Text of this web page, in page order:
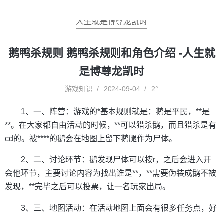
人生就是博尊龙凯时
鹅鸭杀规则 鹅鸭杀规则和角色介绍 -人生就
是博尊龙凯时
游戏知识 2024-09-04 2°
1、一、阵营：游戏的*基本规则就是：鹅是平民，**是
**。在大家都自由活动的时候，**可以猎杀鹅，而且猎杀是有
cd的。被****的鹅会在地图上留下鹅腿作为尸体。
2、二、讨论环节：鹅发现尸体可以按r，之后会进入开
会他环节，主要讨论内容为找出谁是**，**需要伪装成鹅不被
发现，**完毕之后可以投票，让一名玩家出局。
3、三、地图活动：在活动地图上面会有很多任务点，好